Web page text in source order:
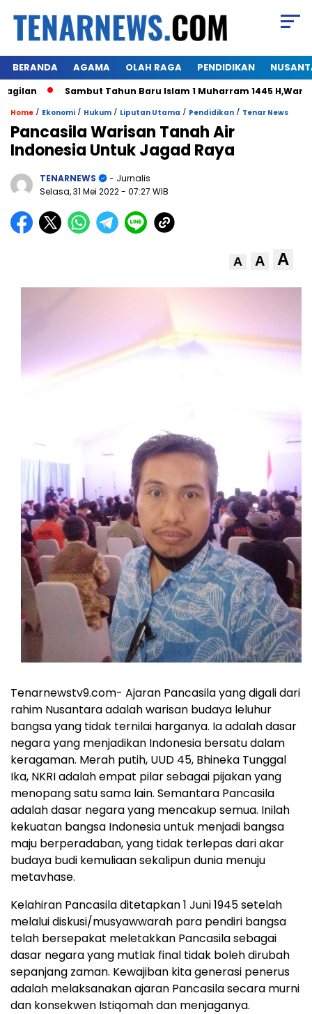
BERANDA AGAMA OLAH RAGA PENDIDIKAN
Sambut Tahun Baru Islam 1 Muharram 1445 H,Warga
Home / Ekonomi / Hukum / Liputan Utama / Pendidikan / Tenar News
Pancasila Warisan Tanah Air
Indonesia Untuk Jagad Raya
TENARNEWS
- Jurnalis
Selasa, 31 Mei 2022- 07:27 WIB
A A A
Tenarnewstv9.com- Ajaran Pancasila yang digali dari
rahim Nusantara adalah warisan budaya leluhur
bangsa yang tidak ternilai harganya. Ia adalah dasar
negara yang menjadikan Indonesia bersatu dalam
keragaman. Merah putih, UUD 45, Bhineka Tunggal
Ika, NKRI adalah empat pilar sebagai pijakan yang
menopang satu sama lain. Semantara Pancasila
adalah dasar negara yang mencakup semua. Inilah
kekuatan bangsa Indonesia untuk menjadi bangsa
maju berperadaban, yang tidak terlepas dari akar
budaya budi kemuliaan sekalipun dunia menuju
metavhase.
Kelahiran Pancasila ditetapkan 1 Juni 1945 setelah
melalui diskusi/musyawwarah para pendiri bangsa
telah bersepakat meletakkan Pancasila sebagai
dasar negara yang mutlak final tidak boleh dirubah
sepanjang zaman. Kewajiban kita generasi penerus
adalah melaksanakan ajaran Pancasila secara murni
dan konsekwen Istiqomah dan menjaganya.